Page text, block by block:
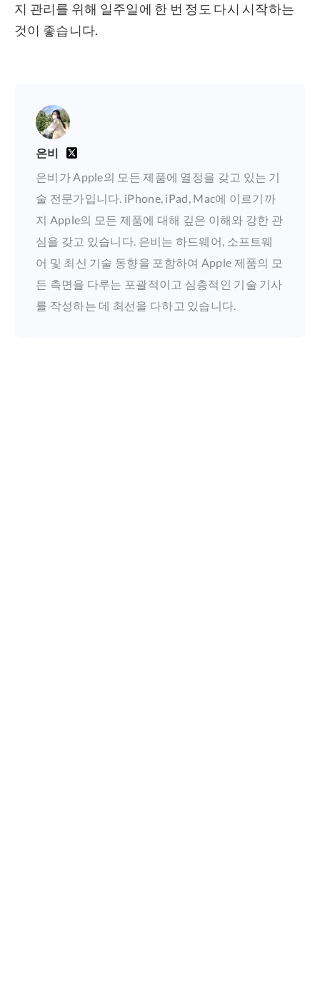
지 관리를 위해 일주일에 한 번 정도 다시 시작하는
것이 좋습니다.
은비
은비가 Apple의 모든 제품에 열정을 갖고 있는 기
술 전문가입니다. iPhone, iPad, Mac에 이르기까
지 Apple의 모든 제품에 대해 깊은 이해와 강한 관
심을 갖고 있습니다. 은비는 하드웨어, 소프트웨
어 및 최신 기술 동향을 포함하여 Apple 제품의 모
든 측면을 다루는 포괄적이고 심층적인 기술 기사
를 작성하는 데 최선을 다하고 있습니다.